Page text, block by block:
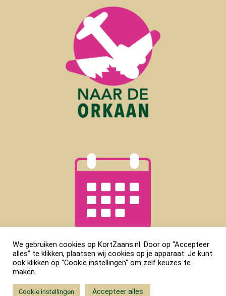
We gebruiken cookies op KortZaans.nl. Door op “Accepteer
alles” te klikken, plaatsen wij cookies op je apparaat. Je kunt
ook klikken op "Cookie instellingen" om zelf keuzes te
maken.
Cookie instellingen Accepteer alles